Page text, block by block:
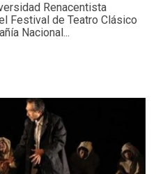
Renacentista
Festival de Teatro Clásico
Nacional...